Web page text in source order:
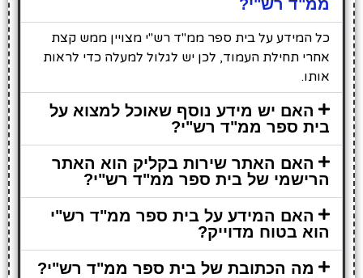
ממ"ד רש"י?
כל המידע על בית ספר ממ"ד רש"י מצויין ממש קצת
אחרי תחילת העמוד, לכן יש לגלול למעלה כדי לראות
אותו.
האם יש מידע נוסף שאוכל למצוא על
בית ספר ממ"ד רש"י?
האם האתר שירות בקליק הוא האתר
הרישמי של בית ספר ממ"ד רש"י?
האם המידע על בית ספר ממ"ד רש"י
הוא בטוח מדוייק?
מה הכתובת של בית ספר ממ"ד רש"י?